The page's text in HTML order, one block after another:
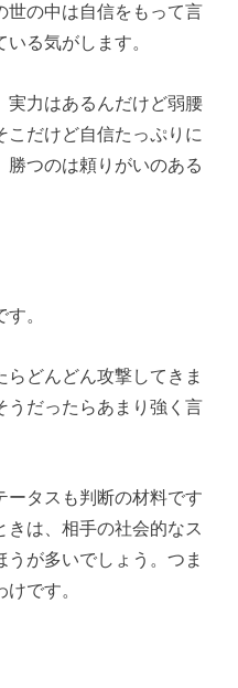
世の中は自信をもって言
る気がします。
実力はあるんだけど弱腰
こだけど自信たっぷりに
勝つのは頼りがいのある
。
どんどん攻撃してきま
うだったらあまり強く言
ータスも判断の材料です
は、相手の社会的なス
が多いでしょう。つま
です。